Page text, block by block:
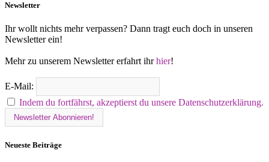
Newsletter
Ihr wollt nichts mehr verpassen? Dann tragt euch doch in unseren
Newsletter ein!
Mehr zu unserem Newsletter erfahrt ihrhier!
E-Mail:
Indem du fortfährst, akzeptierst du unsere Datenschutzerklärung.
Neueste Beiträge